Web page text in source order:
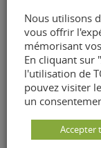
pendant la
l’extérieur de la
Une maison
Agrandir votre
aménagement
Nous utilisons
vous offrir
mémorisant
En cliquant sur
l'utilisation de
pouvez visiter
un
Accepter